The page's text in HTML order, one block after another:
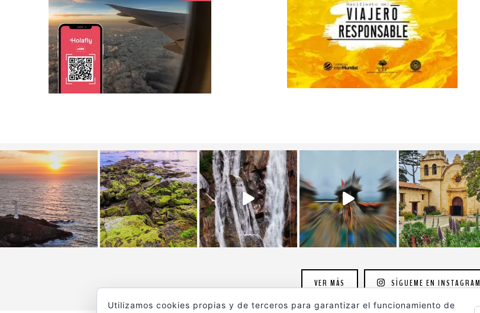
VER MÁS SÍGUEME EN INSTAGRAM
Utilizamos cookies propias y de terceros para garantizar el funcionamiento de